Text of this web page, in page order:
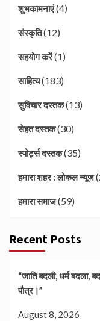
शुभकामनाएं(4)
संस्कृति(12)
सहयोग करें(1)
साहित्य(183)
सुविचार दस्तक(13)
सेहत दस्तक(30)
स्पोर्ट्स दस्तक(35)
हमारा शहर : लोकल न्यूज
हमारा समाज(59)
Recent Posts
“जाति बदली, धर्म बदला,
पौत्र।”
August 8, 2026